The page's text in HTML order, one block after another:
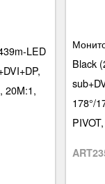
LED
20M:1,
Black
178°/